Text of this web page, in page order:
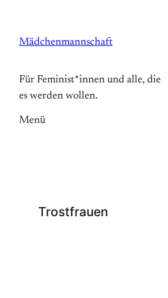
springen
Mädchenmannschaft
Für Feminist*innen und alle, die
es werden wollen.
Menü
Trostfrauen